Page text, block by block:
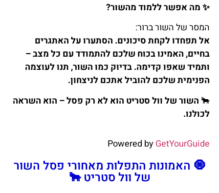
✨מה אפשר ללמוד מהשור?
המסר של השור ברור:
אל תפחדו לקחת סיכונים. הסתערו על האתגרים
בחיים, האמינו בכוח שלכם להתמודד עם כל מצב –
ותמיד שאפו קדימה. בדיוק כמו השור, תנו לעוצמה
הפנימית שלכם להוביל אתכם לניצחון.
🐂 השור של וול סטריט הוא לא רק פסל – הוא השראה
לכולנו.
Powered byGetYourGuide
🧿 האמונות התפלות מאחורי פסל השור
של וול סטריט 🐂